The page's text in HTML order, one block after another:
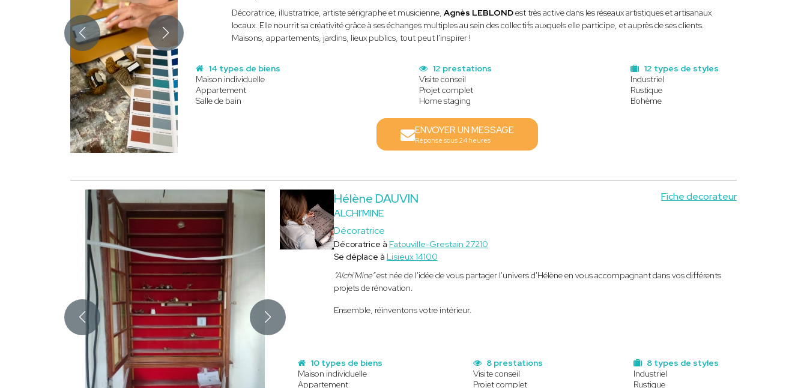
Décoratrice, illustratrice, artiste sérigraphe et musicienne,Agnès LEBLONDest très active dans les réseaux artistiques et artisanaux
locaux. Elle nourrit sa créativité grâce à ses échanges multiples au sein des collectifs auxquels elle participe, et auprès de ses clients.
Maisons, appartements, jardins, lieux publics, tout peut l'inspirer !
14 types de biens
Maison individuelle
Appartement
Salle de bain
12 types de styles
Industriel
Rustique
Bohème
12 prestations
Visite conseil
Projet complet
Home staging
ENVOYER UN MESSAGE
Réponse sous 24 heures
Hélène DAUVIN
ALCHI'MINE
Décoratrice
Fiche decorateur
Décoratrice à Fatouville-Grestain 27210
Se déplace à Lisieux 14100
“Alchi'Mine”est née de l'idée de vous partager l'univers d'Hélène en vous accompagnant dans vos différents
projets de rénovation.
Ensemble, réinventons votre intérieur.
10 types de biens
Maison individuelle
Appartement
8 types de styles
Industriel
Rustique
8 prestations
Visite conseil
Projet complet